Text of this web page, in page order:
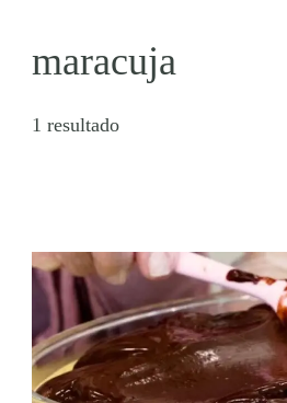
maracuja
1 resultado